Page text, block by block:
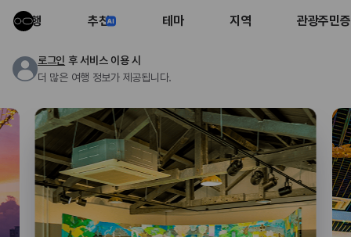
여행 추천 테마 지역 관광주민증
로그인 후 서비스 이용 시
더 많은 여행 정보가 제공됩니다.